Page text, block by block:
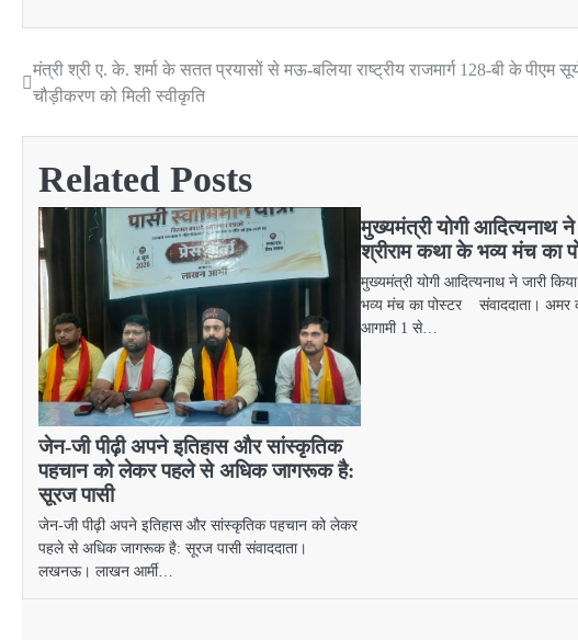
Post
navigation
मंत्री श्री ए. के. शर्मा के सतत प्रयासों से मऊ-बलिया राष्ट्रीय राजमार्ग 128-बी के
चौड़ीकरण को मिली स्वीकृति
पीएम
Related Posts
जेन-जी पीढ़ी अपने इतिहास और सांस्कृतिक
पहचान को लेकर पहले से अधिक जागरूक है:
सूरज पासी
जेन-जी पीढ़ी अपने इतिहास और सांस्कृतिक पहचान को लेकर
पहले से अधिक जागरूक है: सूरज पासी संवाददाता।
लखनऊ। लाखन आर्मी…
मुख्यमंत्री योगी आदित्यनाथ ने
श्रीराम कथा के भव्य मंच का
मुख्यमंत्री योगी आदित्यनाथ ने जारी
भव्य मंच का पोस्टर संवाददाता।
आगामी 1 से…